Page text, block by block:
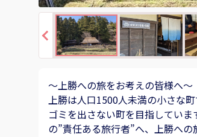
～上勝への旅をお考えの皆様へ～
上勝は人口1500人未満の小さな
ゴミを出さない町を目指してい
の”責任ある旅行者”へ、上勝への